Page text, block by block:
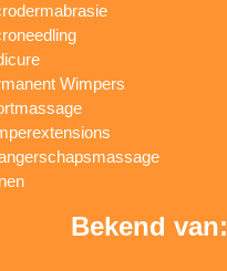
Wimpers
Bekend van: